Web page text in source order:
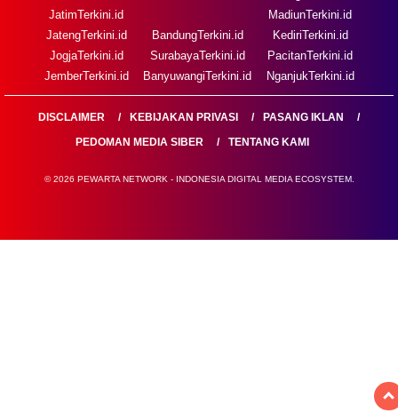
JatimTerkini.id
JatengTerkini.id
JogjaTerkini.id
JemberTerkini.id
BandungTerkini.id
SurabayaTerkini.id
BanyuwangiTerkini.id
MadiunTerkini.id
KediriTerkini.id
PacitanTerkini.id
NganjukTerkini.id
DISCLAIMER KEBIJAKAN PRIVASI
PASANG IKLAN
PEDOMAN MEDIA SIBER
TENTANG KAMI
© 2026 PEWARTA NETWORK - INDONESIA DIGITAL MEDIA ECOSYSTEM.